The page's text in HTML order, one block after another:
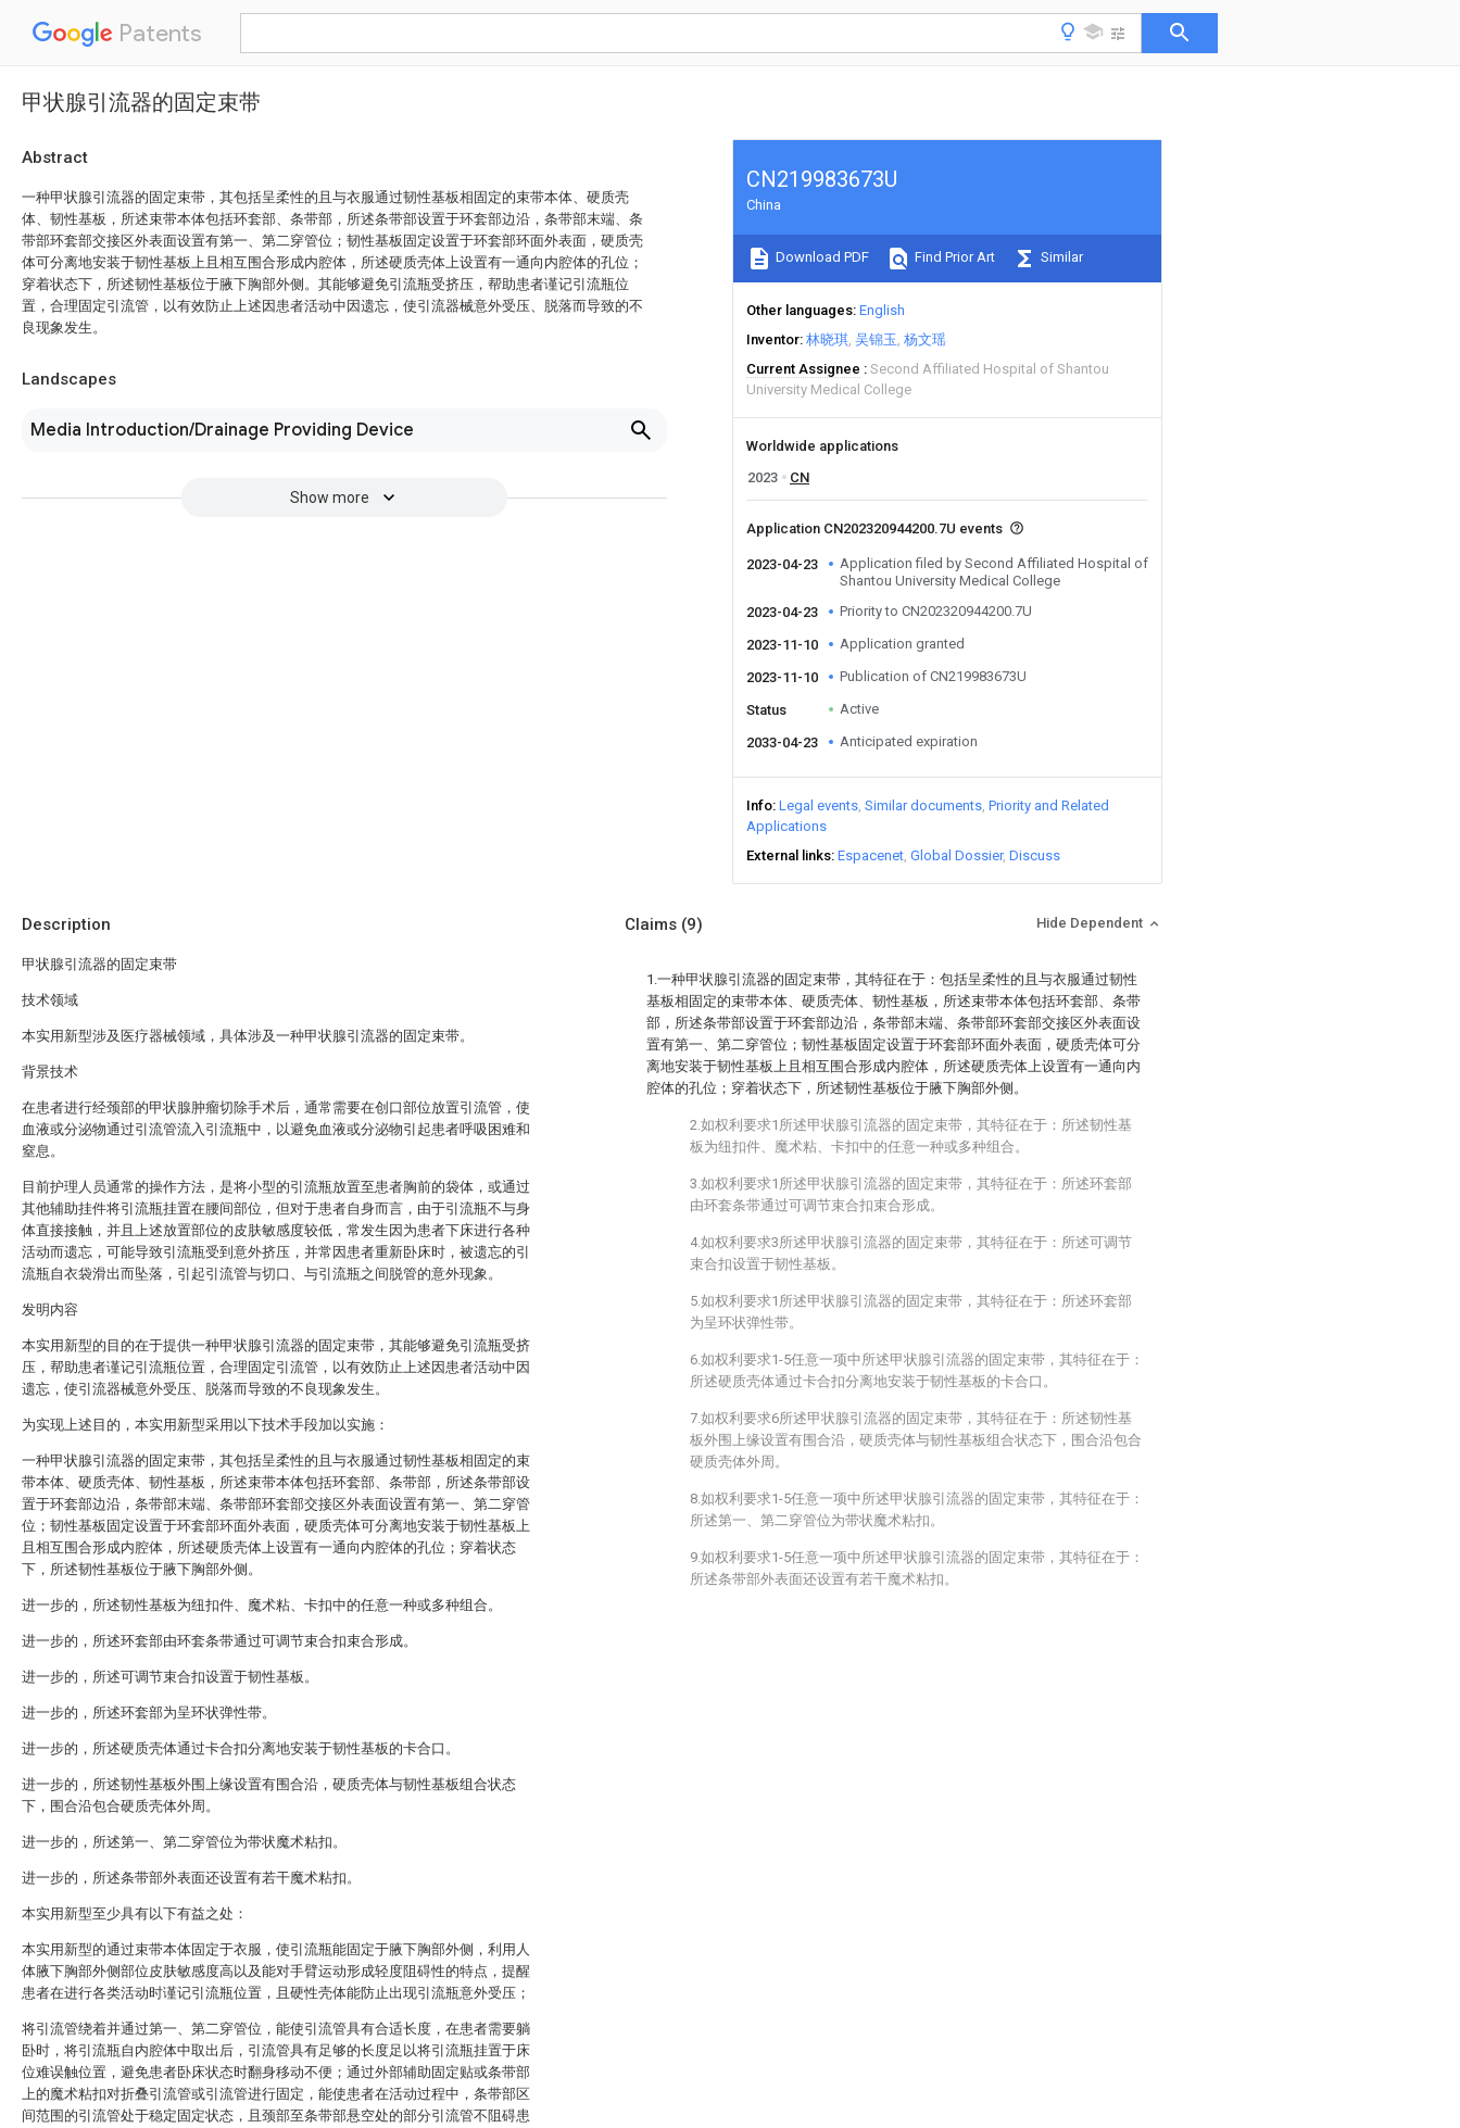
Patents
甲状腺引流器的固定束带
Abstract
一种甲状腺引流器的固定束带，其包括呈柔性的且与衣服通过韧性基板相固定的束带本体、硬质壳
体、韧性基板，所述束带本体包括环套部、条带部，所述条带部设置于环套部边沿，条带部末端、条
带部环套部交接区外表面设置有第一、第二穿管位；韧性基板固定设置于环套部环面外表面，硬质壳
体可分离地安装于韧性基板上且相互围合形成内腔体，所述硬质壳体上设置有一通向内腔体的孔位；
穿着状态下，所述韧性基板位于腋下胸部外侧。其能够避免引流瓶受挤压，帮助患者谨记引流瓶位
置，合理固定引流管，以有效防止上述因患者活动中因遗忘，使引流器械意外受压、脱落而导致的不
良现象发生。
Landscapes
Media Introduction/Drainage Providing Device
Show more
CN219983673U
China
Download PDF Find Prior Art Similar
Other languages English
Inventor 林晓琪 吴锦玉 杨文瑶
Current Assignee
Second Affiliated Hospital of Shantou
University Medical College
Worldwide applications
2023
CN
Application CN202320944200.7U events
2023-04-23
Application filed by Second Affiliated Hospital of
Shantou University Medical College
2023-04-23
Priority to CN202320944200.7U
2023-11-10 Application granted
2023-11-10 Publication of CN219983673U
Status Active
2033-04-23 Anticipated expiration
Info Legal events Similar documents Priority and Related
Applications
External links Espacenet Global Dossier Discuss
Description
甲状腺引流器的固定束带
技术领域
本实用新型涉及医疗器械领域，具体涉及一种甲状腺引流器的固定束带。
背景技术
在患者进行经颈部的甲状腺肿瘤切除手术后，通常需要在创口部位放置引流管，使
血液或分泌物通过引流管流入引流瓶中，以避免血液或分泌物引起患者呼吸困难和
窒息。
目前护理人员通常的操作方法，是将小型的引流瓶放置至患者胸前的袋体，或通过
其他辅助挂件将引流瓶挂置在腰间部位，但对于患者自身而言，由于引流瓶不与身
体直接接触，并且上述放置部位的皮肤敏感度较低，常发生因为患者下床进行各种
活动而遗忘，可能导致引流瓶受到意外挤压，并常因患者重新卧床时，被遗忘的引
流瓶自衣袋滑出而坠落，引起引流管与切口、与引流瓶之间脱管的意外现象。
发明内容
本实用新型的目的在于提供一种甲状腺引流器的固定束带，其能够避免引流瓶受挤
压，帮助患者谨记引流瓶位置，合理固定引流管，以有效防止上述因患者活动中因
遗忘，使引流器械意外受压、脱落而导致的不良现象发生。
为实现上述目的，本实用新型采用以下技术手段加以实施：
一种甲状腺引流器的固定束带，其包括呈柔性的且与衣服通过韧性基板相固定的束
带本体、硬质壳体、韧性基板，所述束带本体包括环套部、条带部，所述条带部设
置于环套部边沿，条带部末端、条带部环套部交接区外表面设置有第一、第二穿管
位；韧性基板固定设置于环套部环面外表面，硬质壳体可分离地安装于韧性基板上
且相互围合形成内腔体，所述硬质壳体上设置有一通向内腔体的孔位；穿着状态
下，所述韧性基板位于腋下胸部外侧。
进一步的，所述韧性基板为纽扣件、魔术粘、卡扣中的任意一种或多种组合。
进一步的，所述环套部由环套条带通过可调节束合扣束合形成。
进一步的，所述可调节束合扣设置于韧性基板。
进一步的，所述环套部为呈环状弹性带。
进一步的，所述硬质壳体通过卡合扣分离地安装于韧性基板的卡合口。
进一步的，所述韧性基板外围上缘设置有围合沿，硬质壳体与韧性基板组合状态
下，围合沿包合硬质壳体外周。
进一步的，所述第一、第二穿管位为带状魔术粘扣。
进一步的，所述条带部外表面还设置有若干魔术粘扣。
本实用新型至少具有以下有益之处：
本实用新型的通过束带本体固定于衣服，使引流瓶能固定于腋下胸部外侧，利用人
体腋下胸部外侧部位皮肤敏感度高以及能对手臂运动形成轻度阻碍性的特点，提醒
患者在进行各类活动时谨记引流瓶位置，且硬性壳体能防止出现引流瓶意外受压；
将引流管绕着并通过第一、第二穿管位，能使引流管具有合适长度，在患者需要躺
卧时，将引流瓶自内腔体中取出后，引流管具有足够的长度足以将引流瓶挂置于床
位难误触位置，避免患者卧床状态时翻身移动不便；通过外部辅助固定贴或条带部
上的魔术粘扣对折叠引流管或引流管进行固定，能使患者在活动过程中，条带部区
间范围的引流管处于稳定固定状态，且颈部至条带部悬空处的部分引流管不阻碍患
Claims (9) Hide Dependent
1.一种甲状腺引流器的固定束带，其特征在于：包括呈柔性的且与衣服通过韧性
基板相固定的束带本体、硬质壳体、韧性基板，所述束带本体包括环套部、条带
部，所述条带部设置于环套部边沿，条带部末端、条带部环套部交接区外表面设
置有第一、第二穿管位；韧性基板固定设置于环套部环面外表面，硬质壳体可分
离地安装于韧性基板上且相互围合形成内腔体，所述硬质壳体上设置有一通向内
腔体的孔位；穿着状态下，所述韧性基板位于腋下胸部外侧。
2.如权利要求1所述甲状腺引流器的固定束带，其特征在于：所述韧性基
板为纽扣件、魔术粘、卡扣中的任意一种或多种组合。
3.如权利要求1所述甲状腺引流器的固定束带，其特征在于：所述环套部
由环套条带通过可调节束合扣束合形成。
4.如权利要求3所述甲状腺引流器的固定束带，其特征在于：所述可调节
束合扣设置于韧性基板。
5.如权利要求1所述甲状腺引流器的固定束带，其特征在于：所述环套部
为呈环状弹性带。
6.如权利要求1-5任意一项中所述甲状腺引流器的固定束带，其特征在于：
所述硬质壳体通过卡合扣分离地安装于韧性基板的卡合口。
7.如权利要求6所述甲状腺引流器的固定束带，其特征在于：所述韧性基
板外围上缘设置有围合沿，硬质壳体与韧性基板组合状态下，围合沿包合
硬质壳体外周。
8.如权利要求1-5任意一项中所述甲状腺引流器的固定束带，其特征在于：
所述第一、第二穿管位为带状魔术粘扣。
9.如权利要求1-5任意一项中所述甲状腺引流器的固定束带，其特征在于：
所述条带部外表面还设置有若干魔术粘扣。